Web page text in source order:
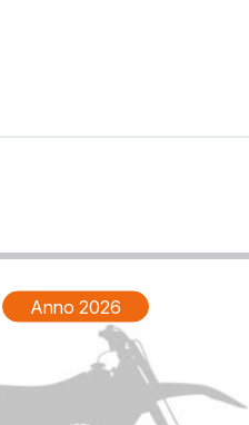
Anno 2026